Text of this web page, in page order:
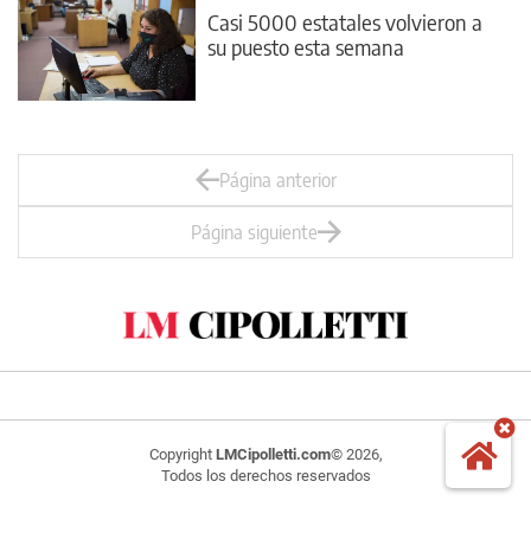
Casi 5000 estatales volvieron a
su puesto esta semana
Página anterior
Página siguiente
Copyright LMCipolletti.com© 2026,
Todos los derechos reservados